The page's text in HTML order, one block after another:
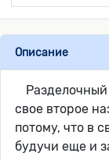
Описание
свое второе
потому, что в
будучи еще и